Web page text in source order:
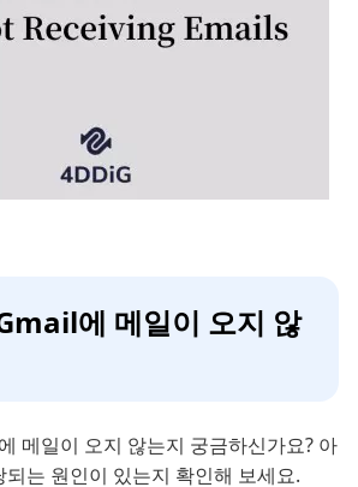
에 메일이 오지 않
메일이 오지 않는지 궁금하신가요? 아
는 원인이 있는지 확인해 보세요.